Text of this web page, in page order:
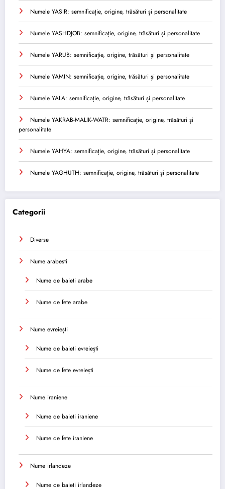
Numele YASIR: semnificație, origine, trăsături și personalitate
Numele YASHDJOB: semnificație, origine, trăsături și personalitate
Numele YARUB: semnificație, origine, trăsături și personalitate
Numele YAMIN: semnificație, origine, trăsături și personalitate
Numele YALA: semnificație, origine, trăsături și personalitate
Numele YAKRAB-MALIK-WATR: semnificație, origine, trăsături și
personalitate
Numele YAHYA: semnificație, origine, trăsături și personalitate
Numele YAGHUTH: semnificație, origine, trăsături și personalitate
Categorii
Diverse
Nume arabesti
Nume de baieti arabe
Nume de fete arabe
Nume evreiești
Nume de baieti evreiești
Nume de fete evreiești
Nume iraniene
Nume de baieti iraniene
Nume de fete iraniene
Nume irlandeze
Nume de baieti irlandeze